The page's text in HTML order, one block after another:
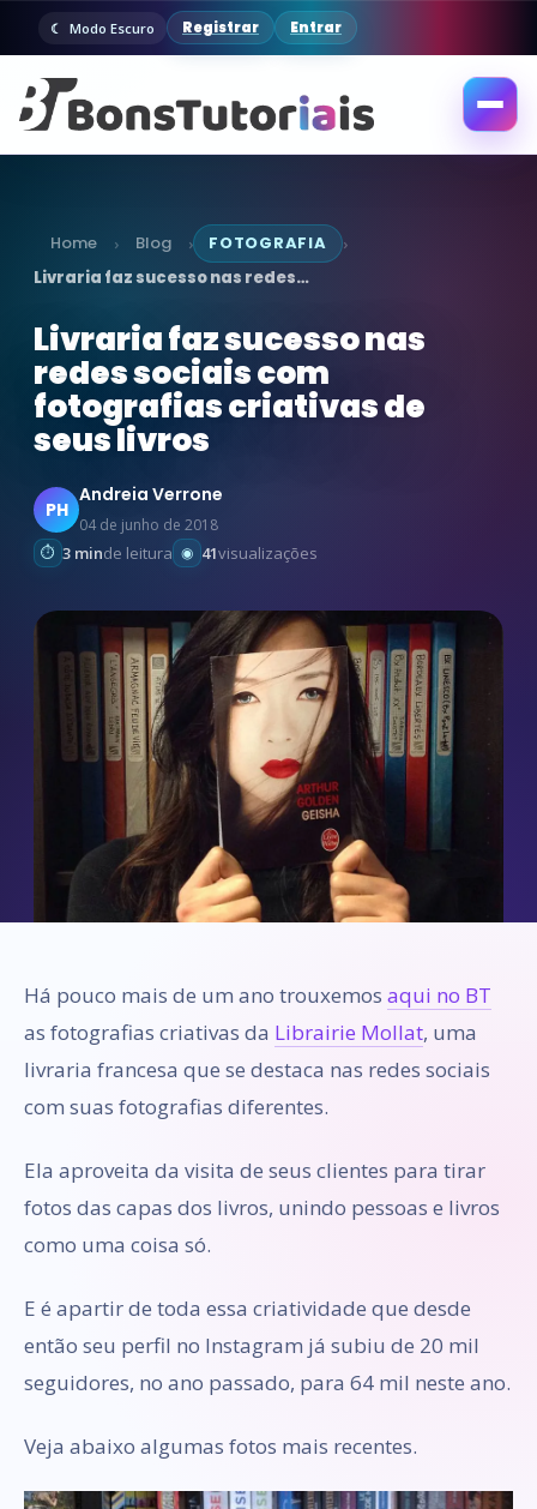
Modo Escuro Registrar Entrar
Abrir
Home › Blog › FOTOGRAFIA ›
Livraria faz sucesso nas redes…
Livraria faz sucesso nas
redes sociais com
fotografias criativas de
seus livros
PH
Andreia Verrone
04 de junho de 2018
3 minde leitura 41visualizações
Há pouco mais de um ano trouxemos aqui no BT
as fotografias criativas da Librairie Mollat, uma
livraria francesa que se destaca nas redes sociais
com suas fotografias diferentes.
Ela aproveita da visita de seus clientes para tirar
fotos das capas dos livros, unindo pessoas e livros
como uma coisa só.
E é apartir de toda essa criatividade que desde
então seu perfil no Instagram já subiu de 20 mil
seguidores, no ano passado, para 64 mil neste ano.
Veja abaixo algumas fotos mais recentes.